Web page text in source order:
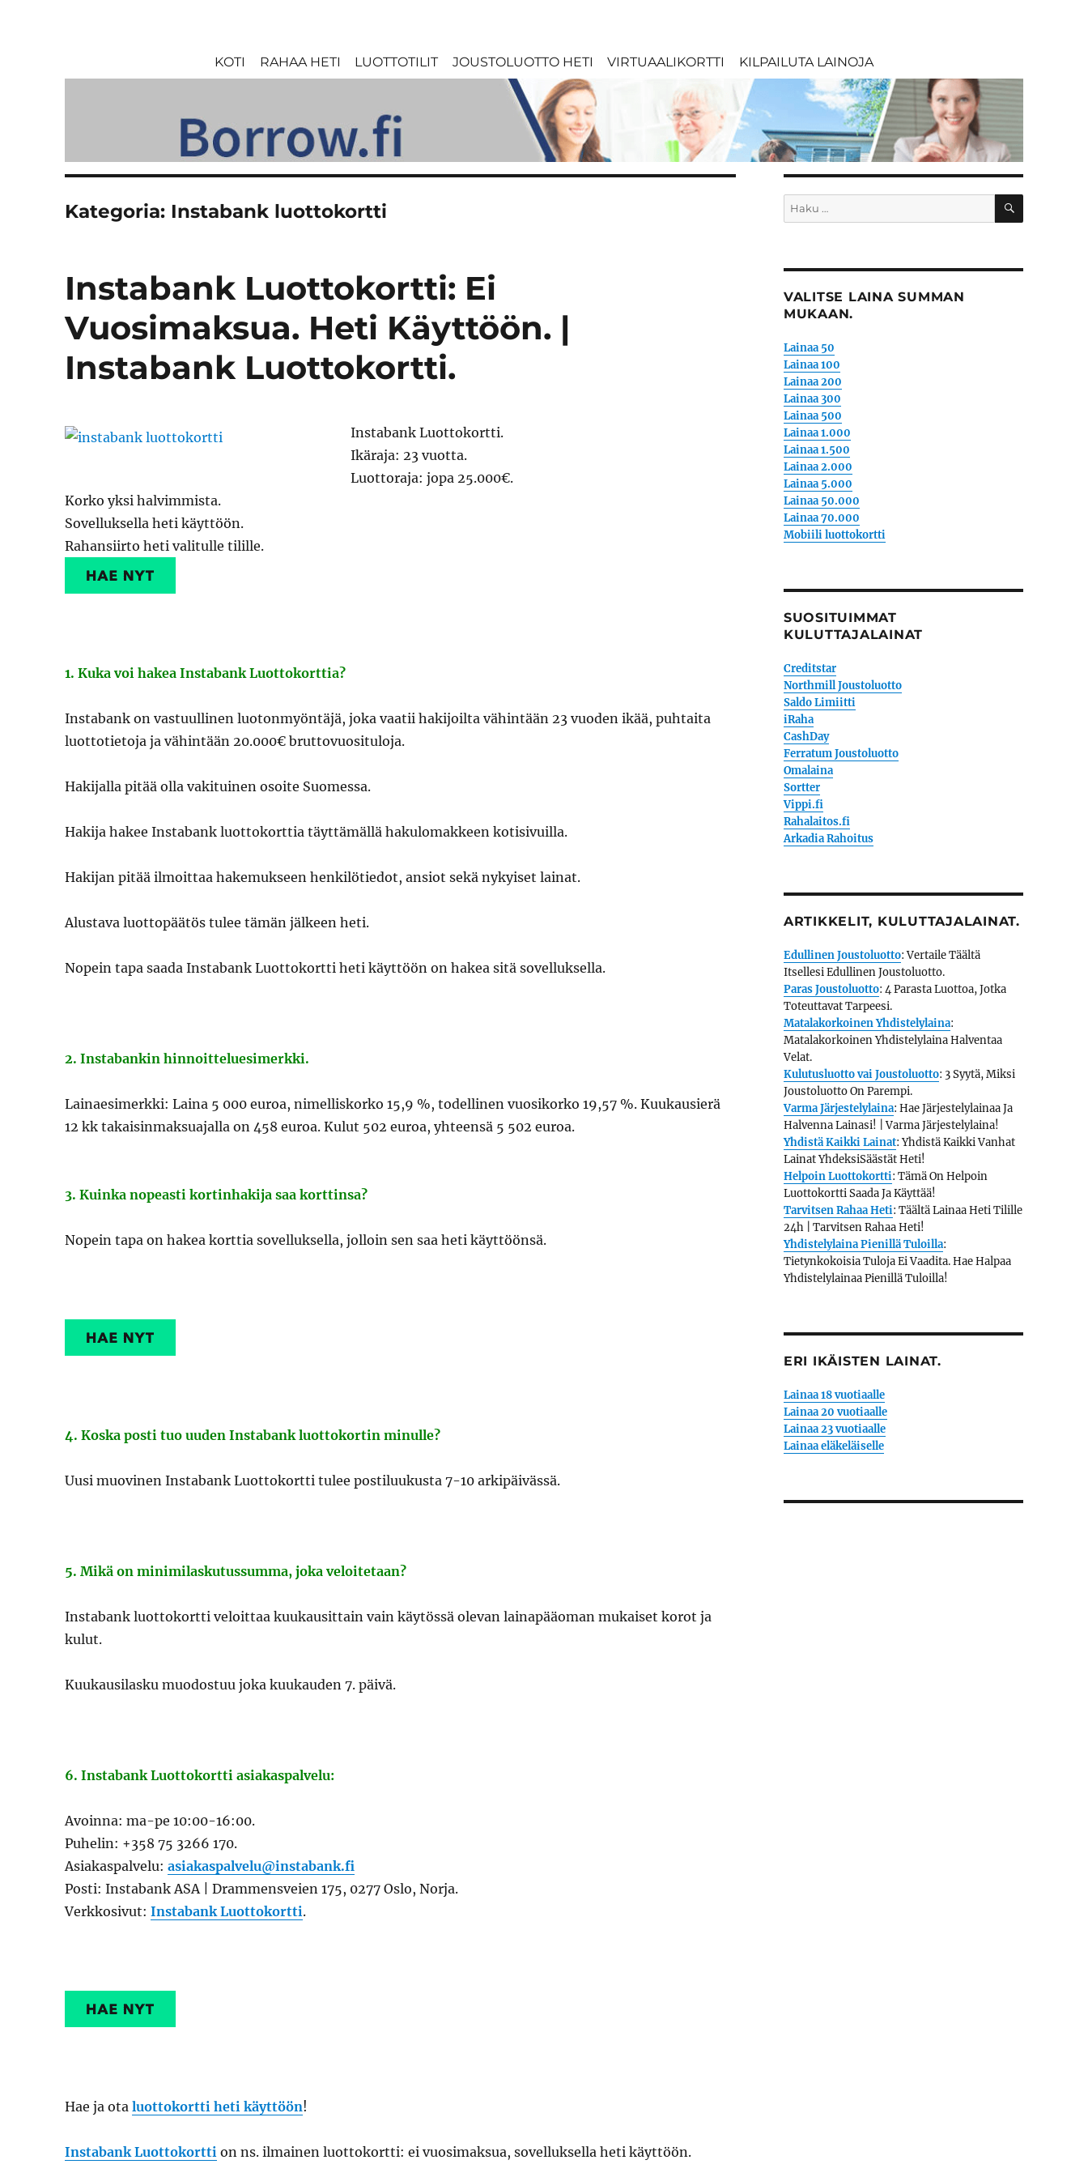
KOTI RAHAA HETI LUOTTOTILIT JOUSTOLUOTTO HETI VIRTUAALIKORTTI KILPAILUTA LAINOJA
Kategoria: Instabank luottokortti
Instabank Luottokortti: Ei
Vuosimaksua. Heti Käyttöön. |
Instabank Luottokortti.
Instabank Luottokortti.
Ikäraja: 23 vuotta.
Luottoraja: jopa 25.000€.
Korko yksi halvimmista.
Sovelluksella heti käyttöön.
Rahansiirto heti valitulle tilille.
1. Kuka voi hakea Instabank Luottokorttia?
Instabank on vastuullinen luotonmyöntäjä, joka vaatii hakijoilta vähintään 23 vuoden ikää, puhtaita
luottotietoja ja vähintään 20.000€ bruttovuosituloja.
Hakijalla pitää olla vakituinen osoite Suomessa.
Hakija hakee Instabank luottokorttia täyttämällä hakulomakkeen kotisivuilla.
Hakijan pitää ilmoittaa hakemukseen henkilötiedot, ansiot sekä nykyiset lainat.
Alustava luottopäätös tulee tämän jälkeen heti.
Nopein tapa saada Instabank Luottokortti heti käyttöön on hakea sitä sovelluksella.
2. Instabankin hinnoitteluesimerkki.
Lainaesimerkki: Laina 5 000 euroa, nimelliskorko 15,9 %, todellinen vuosikorko 19,57 %. Kuukausierä
12 kk takaisinmaksuajalla on 458 euroa. Kulut 502 euroa, yhteensä 5 502 euroa.
3. Kuinka nopeasti kortinhakija saa korttinsa?
Nopein tapa on hakea korttia sovelluksella, jolloin sen saa heti käyttöönsä.
4. Koska posti tuo uuden Instabank luottokortin minulle?
Uusi muovinen Instabank Luottokortti tulee postiluukusta 7-10 arkipäivässä.
5. Mikä on minimilaskutussumma, joka veloitetaan?
Instabank luottokortti veloittaa kuukausittain vain käytössä olevan lainapääoman mukaiset korot ja
kulut.
Kuukausilasku muodostuu joka kuukauden 7. päivä.
6. Instabank Luottokortti asiakaspalvelu:
Avoinna: ma-pe 10:00-16:00.
Puhelin: +358 75 3266 170.
Asiakaspalvelu:asiakaspalvelu@instabank.fi
Posti: Instabank ASA | Drammensveien 175, 0277 Oslo, Norja.
Verkkosivut:Instabank Luottokortti.
Hae ja otaluottokortti heti käyttöön!
Instabank Luottokortti on ns. ilmainen luottokortti: ei vuosimaksua, sovelluksella heti käyttöön.
Etsi: HAKU
VALITSE LAINA SUMMAN
MUKAAN.
Lainaa 50
Lainaa 100
Lainaa 200
Lainaa 300
Lainaa 500
Lainaa 1.000
Lainaa 1.500
Lainaa 2.000
Lainaa 5.000
Lainaa 50.000
Lainaa 70.000
Mobiili luottokortti
SUOSITUIMMAT
KULUTTAJALAINAT
Creditstar
Northmill Joustoluotto
Saldo Limiitti
iRaha
CashDay
Ferratum Joustoluotto
Omalaina
Sortter
Vippi.fi
Rahalaitos.fi
Arkadia Rahoitus
ARTIKKELIT, KULUTTAJALAINAT.
Edullinen Joustoluotto: Vertaile Täältä
Itsellesi Edullinen Joustoluotto.
Paras Joustoluotto: 4 Parasta Luottoa, Jotka
Toteuttavat Tarpeesi.
Matalakorkoinen Yhdistelylaina:
Matalakorkoinen Yhdistelylaina Halventaa
Velat.
Kulutusluotto vai Joustoluotto: 3 Syytä, Miksi
Joustoluotto On Parempi.
Varma Järjestelylaina: Hae Järjestelylainaa Ja
Halvenna Lainasi! | Varma Järjestelylaina!
Yhdistä Kaikki Lainat: Yhdistä Kaikki Vanhat
Lainat YhdeksiSäästät Heti!
Helpoin Luottokortti: Tämä On Helpoin
Luottokortti Saada Ja Käyttää!
Tarvitsen Rahaa Heti: Täältä Lainaa Heti Tilille
24h | Tarvitsen Rahaa Heti!
Yhdistelylaina Pienillä Tuloilla:
Tietynkokoisia Tuloja Ei Vaadita. Hae Halpaa
Yhdistelylainaa Pienillä Tuloilla!
ERI IKÄISTEN LAINAT.
Lainaa 18 vuotiaalle
Lainaa 20 vuotiaalle
Lainaa 23 vuotiaalle
Lainaa eläkeläiselle